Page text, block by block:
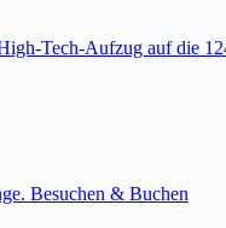
Tech-Aufzug auf die
Besuchen & Buchen